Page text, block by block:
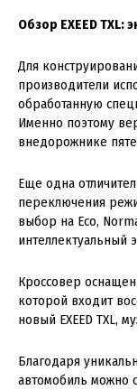
Обзор EXEED
Для
производители
обработанную
Именно поэтому
внедорожнике
Еще одна
переключения
выбор на Eco,
интеллектуальный
Кроссовер
которой входит
новый EXEED TXL,
Благодаря
автомобиль можно